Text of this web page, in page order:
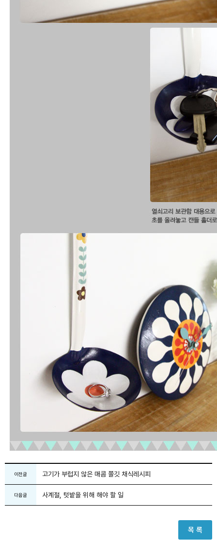
이전글 고기가 부럽지 않은 매콤 쫄깃 채식레시피
다음글 사계절, 텃밭을 위해 해야 할 일
목 록